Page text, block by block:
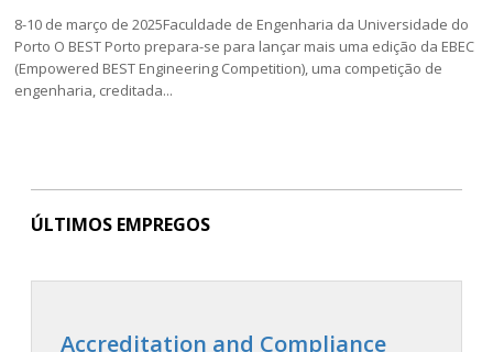
8-10 de março de 2025Faculdade de Engenharia da Universidade do
Porto O BEST Porto prepara-se para lançar mais uma edição da EBEC
(Empowered BEST Engineering Competition), uma competição de
engenharia, creditada...
ÚLTIMOS EMPREGOS
Accreditation and Compliance